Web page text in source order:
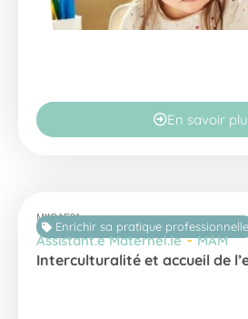
En savoir
MIICAE21
Enrichir sa pratique professionnelle
Assistant.e Maternel.le-MAM
Interculturalité et accueil de